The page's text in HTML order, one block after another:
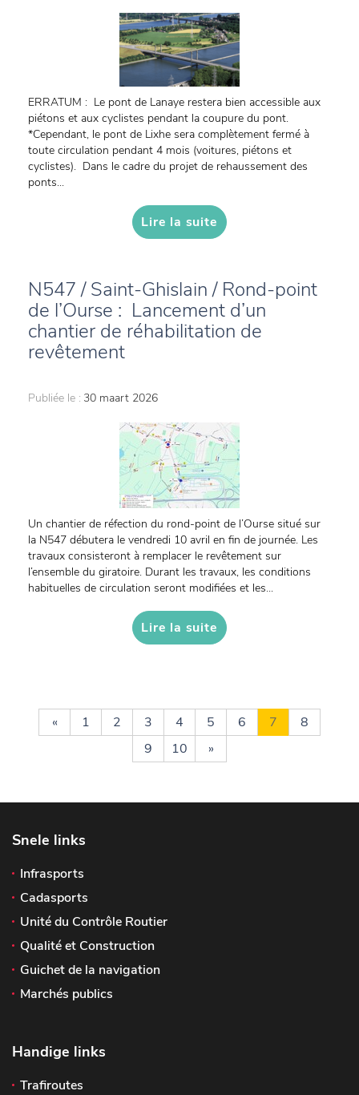
ERRATUM : Le pont de Lanaye restera bien accessible aux
piétons et aux cyclistes pendant la coupure du pont.
*Cependant, le pont de Lixhe sera complètement fermé à
toute circulation pendant 4 mois (voitures, piétons et
cyclistes). Dans le cadre du projet de rehaussement des
ponts...
Lire la suite
N547 / Saint-Ghislain / Rond-point
de l’Ourse : Lancement d’un
chantier de réhabilitation de
revêtement
Publiée le : 30 maart 2026
Un chantier de réfection du rond-point de l’Ourse situé sur
la N547 débutera le vendredi 10 avril en fin de journée. Les
travaux consisteront à remplacer le revêtement sur
l’ensemble du giratoire. Durant les travaux, les conditions
habituelles de circulation seront modifiées et les...
Lire la suite
« 1 2 3 4 5 6 7
8
9
10 »
Snele links
Infrasports
Cadasports
Unité du Contrôle Routier
Qualité et Construction
Guichet de la navigation
Marchés publics
Handige links
Trafiroutes